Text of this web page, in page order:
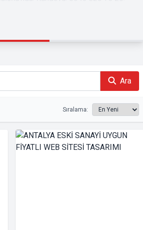
Ara
Sıralama: